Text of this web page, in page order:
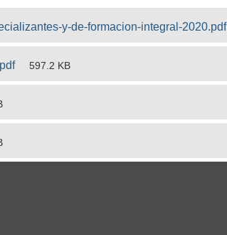
y-de-formacion-integral-2020.pdf
597.2 KB